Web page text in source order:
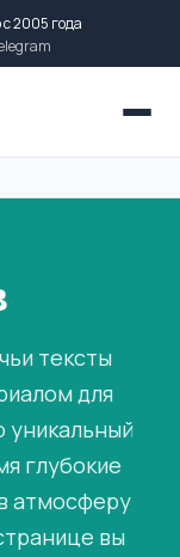
2005 года
тексты
для
уникальный
глубокие
атмосферу
вы